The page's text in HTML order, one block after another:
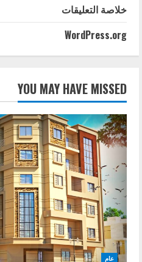
خلاصة التعليقات
WordPress.org
YOU MAY HAVE MISSED
عام